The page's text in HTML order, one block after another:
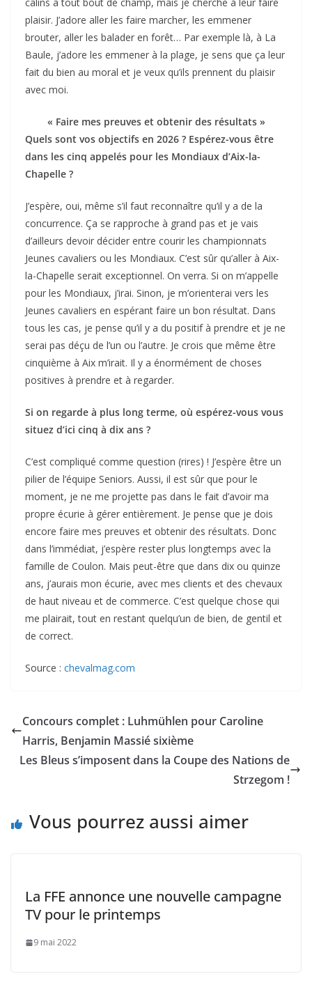
plaisir. J’adore aller les faire marcher, les emmener
brouter, aller les balader en forêt… Par exemple là, à La
Baule, j’adore les emmener à la plage, je sens que ça leur
fait du bien au moral et je veux qu’ils prennent du plaisir
avec moi.
« Faire mes preuves et obtenir des résultats »
Quels sont vos objectifs en 2026 ? Espérez-vous être
dans les cinq appelés pour les Mondiaux d’Aix-la-
Chapelle ?
J’espère, oui, même s’il faut reconnaître qu’il y a de la
concurrence. Ça se rapproche à grand pas et je vais
d’ailleurs devoir décider entre courir les championnats
Jeunes cavaliers ou les Mondiaux. C’est sûr qu’aller à Aix-
la-Chapelle serait exceptionnel. On verra. Si on m’appelle
pour les Mondiaux, j’irai. Sinon, je m’orienterai vers les
Jeunes cavaliers en espérant faire un bon résultat. Dans
tous les cas, je pense qu’il y a du positif à prendre et je ne
serai pas déçu de l’un ou l’autre. Je crois que même être
cinquième à Aix m’irait. Il y a énormément de choses
positives à prendre et à regarder.
Si on regarde à plus long terme, où espérez-vous vous
situez d’ici cinq à dix ans ?
C’est compliqué comme question (rires) ! J’espère être un
pilier de l’équipe Seniors. Aussi, il est sûr que pour le
moment, je ne me projette pas dans le fait d’avoir ma
propre écurie à gérer entièrement. Je pense que je dois
encore faire mes preuves et obtenir des résultats. Donc
dans l’immédiat, j’espère rester plus longtemps avec la
famille de Coulon. Mais peut-être que dans dix ou quinze
ans, j’aurais mon écurie, avec mes clients et des chevaux
de haut niveau et de commerce. C’est quelque chose qui
me plairait, tout en restant quelqu’un de bien, de gentil et
de correct.
Source : chevalmag.com
Concours complet : Luhmühlen pour Caroline
Harris, Benjamin Massié sixième
Les Bleus s’imposent dans la Coupe des Nations de
Strzegom !
Vous pourrez aussi aimer
La FFE annonce une nouvelle campagne
TV pour le printemps
9 mai 2022